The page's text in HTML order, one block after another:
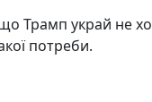
Трамп украй не
потреби.